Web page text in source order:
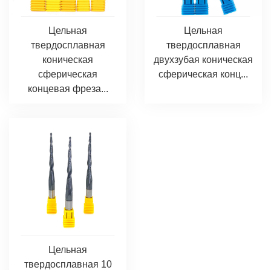
Цельная
твердосплавная
коническая
сферическая
концевая фреза...
Цельная
твердосплавная
двухзубая коническая
сферическая конц...
Цельная
твердосплавная 10